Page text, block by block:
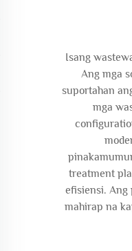
Isang
Ang mga
suportahan
mga
treatment
efisiensi. Ang
mahirap na